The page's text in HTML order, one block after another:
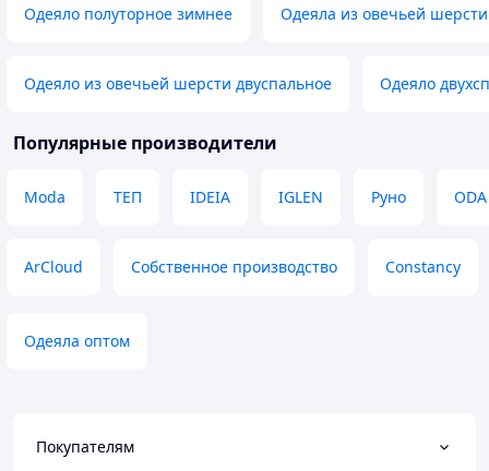
Одеяло полуторное зимнее Одеяла из овечьей
Одеяло из овечьей шерсти двуспальное Одеяло
Популярные производители
Moda ТЕП IDEIA IGLEN Руно ODA
ArCloud Собственное производство Constancy
Одеяла оптом
Покупателям